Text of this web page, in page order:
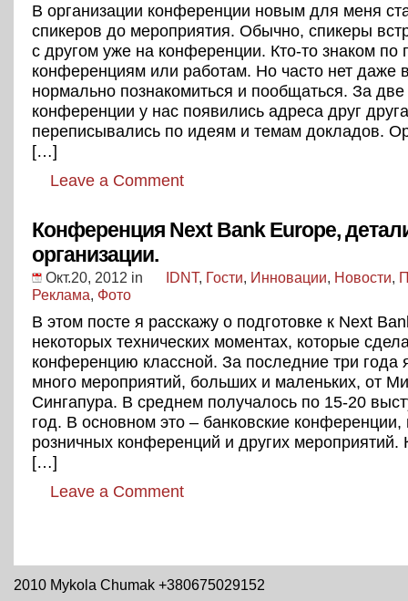
В организации конференции новым для меня
спикеров до мероприятия. Обычно, спикеры
с другом уже на конференции. Кто-то знаком
конференциям или работам. Но часто нет даже
нормально познакомиться и пообщаться. За
конференции у нас появились адреса друг
переписывались по идеям и темам докладов.
[…]
Leave a Comment
Конференция Next Bank Europe,
организации.
Окт.20, 2012 in IDNT, Гости, Инновации, Новости,
Реклама, Фото
В этом посте я расскажу о подготовке к Next
некоторых технических моментах, которые
конференцию классной. За последние три года
много мероприятий, больших и маленьких, от
Сингапура. В среднем получалось по 15-20
год. В основном это – банковские конференции,
розничных конференций и других
[…]
Leave a Comment
2010 Mykola Chumak +380675029152